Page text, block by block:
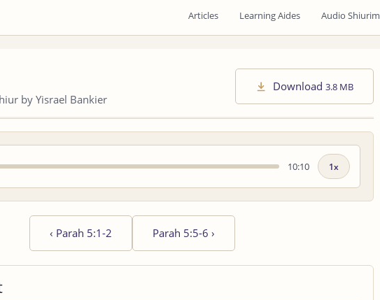
Articles Learning Aides Audio Shiurim
by Yisrael Bankier
Download 3.8 MB
10:10
Playback
‹ Parah 5:1-2 Parah 5:5-6 ›